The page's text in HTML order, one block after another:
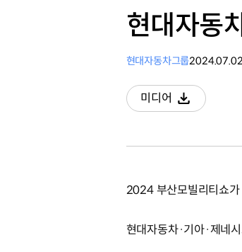
현대자동
현대자동차그룹2024.07.02
미디어
다운로드
2024 부산모빌리티쇼가
현대자동차·기아·제네